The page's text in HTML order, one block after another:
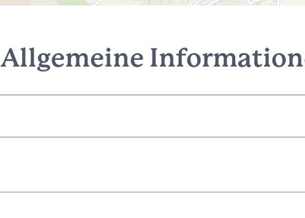
Allgemeine